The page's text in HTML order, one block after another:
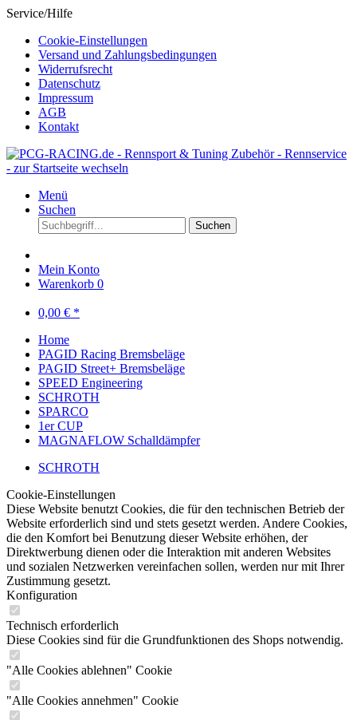
Service/Hilfe
Cookie-Einstellungen
Versand und Zahlungsbedingungen
Widerrufsrecht
Datenschutz
Impressum
AGB
Kontakt
Menü
Suchen
Suchen
Mein Konto
Warenkorb 0
0,00 € *
Home
PAGID Racing Bremsbeläge
PAGID Street+ Bremsbeläge
SPEED Engineering
SCHROTH
SPARCO
1er CUP
MAGNAFLOW Schalldämpfer
SCHROTH
Cookie-Einstellungen
Diese Website benutzt Cookies, die für den technischen Betrieb der
Website erforderlich sind und stets gesetzt werden. Andere Cookies,
die den Komfort bei Benutzung dieser Website erhöhen, der
Direktwerbung dienen oder die Interaktion mit anderen Websites
und sozialen Netzwerken vereinfachen sollen, werden nur mit Ihrer
Zustimmung gesetzt.
Konfiguration
Technisch erforderlich
Diese Cookies sind für die Grundfunktionen des Shops notwendig.
"Alle Cookies ablehnen" Cookie
"Alle Cookies annehmen" Cookie